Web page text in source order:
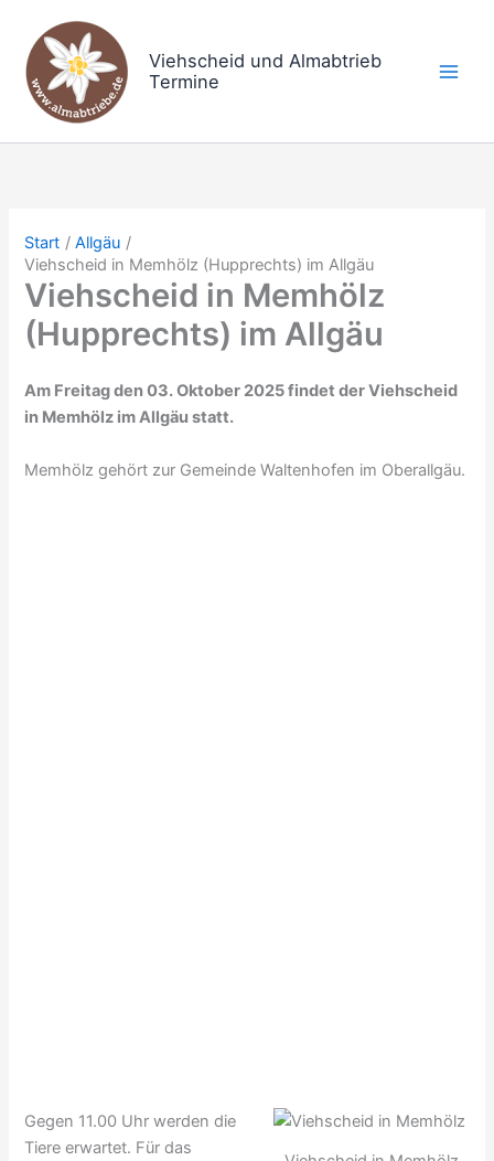
Inhalt
springen
Viehscheid und Almabtrieb
Termine
Start
Allgäu
Viehscheid in Memhölz (Hupprechts) im Allgäu
Viehscheid in Memhölz
(Hupprechts) im Allgäu
Am Freitag den 03. Oktober 2025 findet der Viehscheid
in Memhölz im Allgäu statt.
Memhölz gehört zur Gemeinde Waltenhofen im Oberallgäu.
Gegen 11.00 Uhr werden die
Tiere erwartet. Für das